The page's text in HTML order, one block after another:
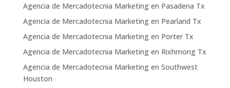
Agencia de Mercadotecnia Marketing en Pasadena Tx
Agencia de Mercadotecnia Marketing en Pearland Tx
Agencia de Mercadotecnia Marketing en Porter Tx
Agencia de Mercadotecnia Marketing en Rixhmong Tx
Agencia de Mercadotecnia Marketing en Southwest
Houston